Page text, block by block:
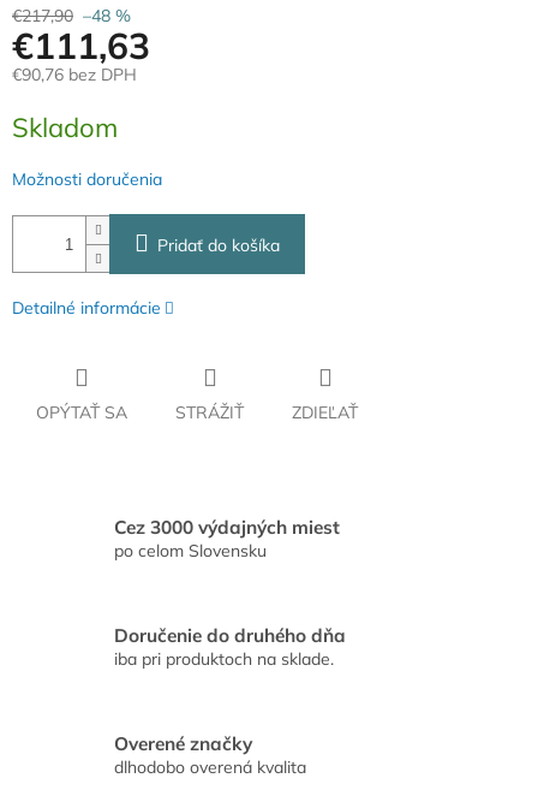
€217,90 –48 %
€111,63
€90,76 bez DPH
cena:
Skladom
Možnosti doručenia
Pridať do košíka
Detailné informácie
OPÝTAŤ SA STRÁŽIŤ ZDIEĽAŤ
Cez 3000 výdajných miest
po celom Slovensku
Doručenie do druhého dňa
iba pri produktoch na sklade.
Overené značky
dlhodobo overená kvalita